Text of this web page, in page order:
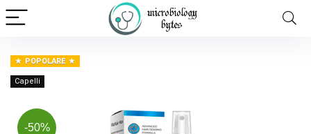
POPOLARE
Capelli
-50%